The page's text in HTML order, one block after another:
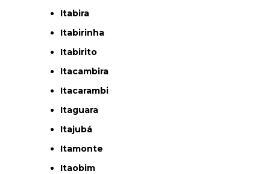
Itabira
Itabirinha
Itabirito
Itacambira
Itacarambi
Itaguara
Itajubá
Itamonte
Itaobim